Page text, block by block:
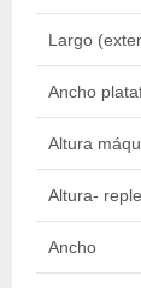
Largo
Ancho
Altura
Altura-
Ancho